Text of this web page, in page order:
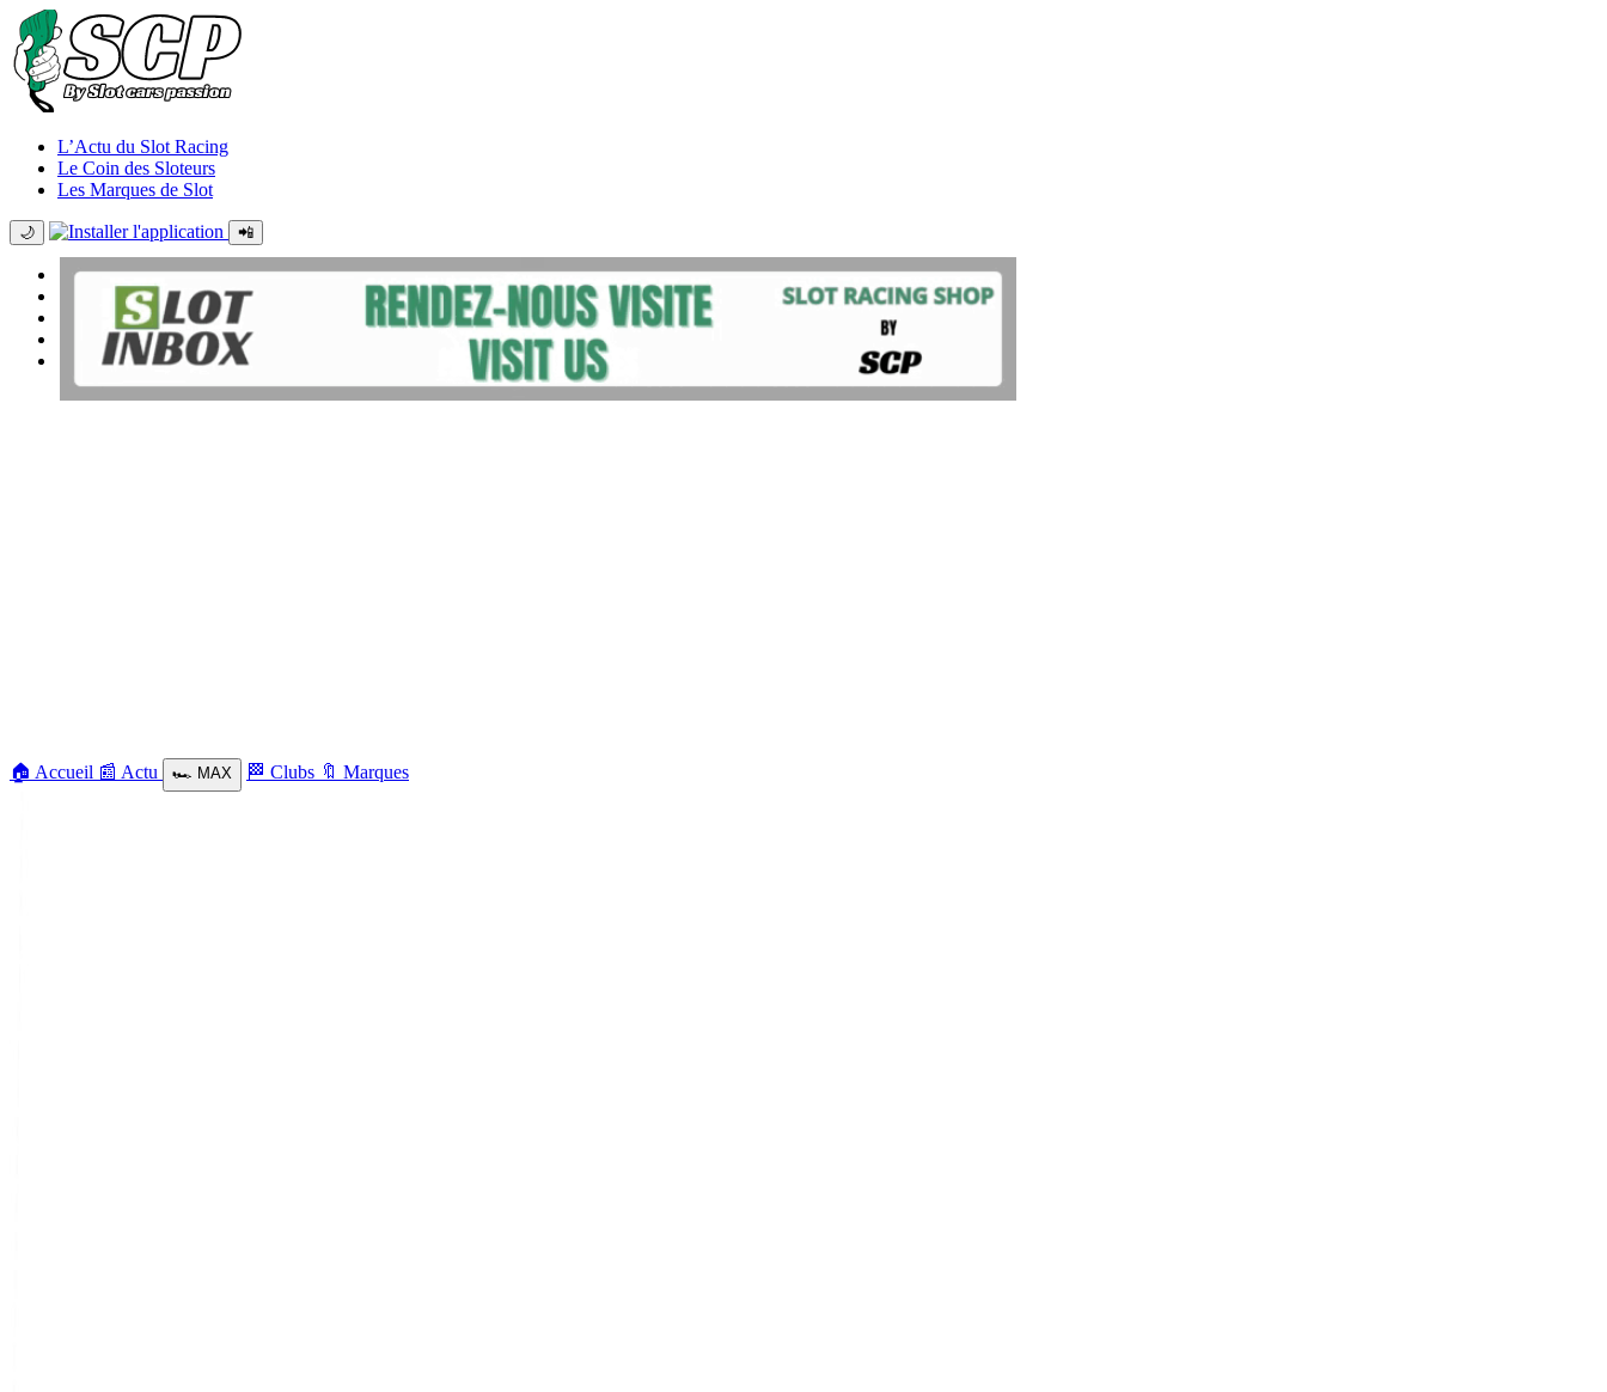
L’Actu du Slot Racing
Le Coin des Sloteurs
Les Marques de Slot
🌙 📲
🏠 Accueil 📰 Actu 🏎️ MAX 🏁 Clubs 🔖 Marques